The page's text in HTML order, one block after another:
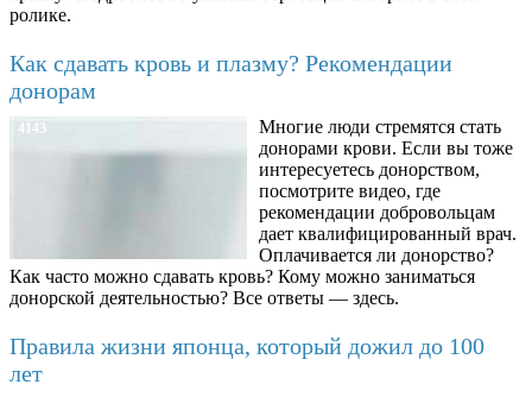
ролике.
Как сдавать кровь и плазму? Рекомендации
донорам
4143
Многие люди стремятся стать
донорами крови. Если вы тоже
интересуетесь донорством,
посмотрите видео, где
рекомендации добровольцам
дает квалифицированный врач.
Оплачивается ли донорство?
Как часто можно сдавать кровь? Кому можно заниматься
донорской деятельностью? Все ответы — здесь.
Правила жизни японца, который дожил до 100
лет